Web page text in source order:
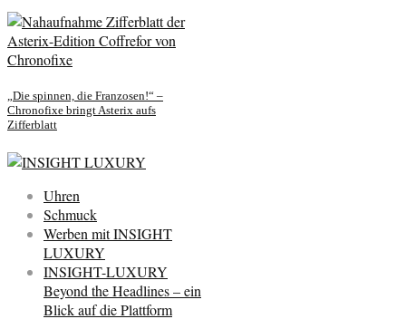
„Die spinnen, die Franzosen!“ –
Chronofixe bringt Asterix aufs
Zifferblatt
Uhren
Schmuck
Werben mit INSIGHT
LUXURY
INSIGHT-LUXURY
Beyond the Headlines – ein
Blick auf die Plattform